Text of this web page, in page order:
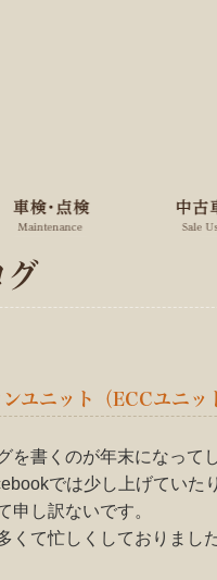
グ
ユニット（ECCユニッ
を書くのが年末になって
では少し上げていた
申し訳ないです。
くて忙しくしておりました